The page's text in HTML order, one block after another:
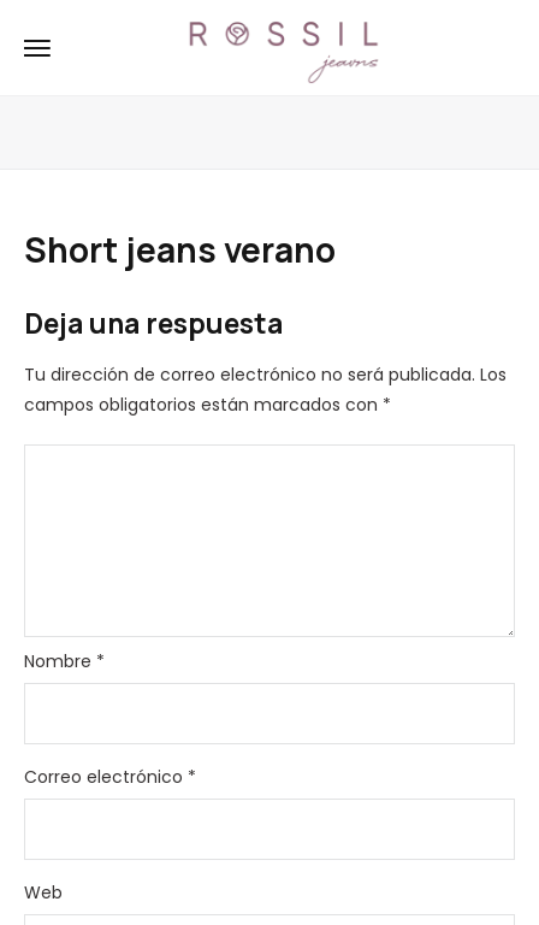
Short jeans verano
Deja una respuesta
Tu dirección de correo electrónico no será publicada. Los
campos obligatorios están marcados con *
Nombre *
Correo electrónico *
Web